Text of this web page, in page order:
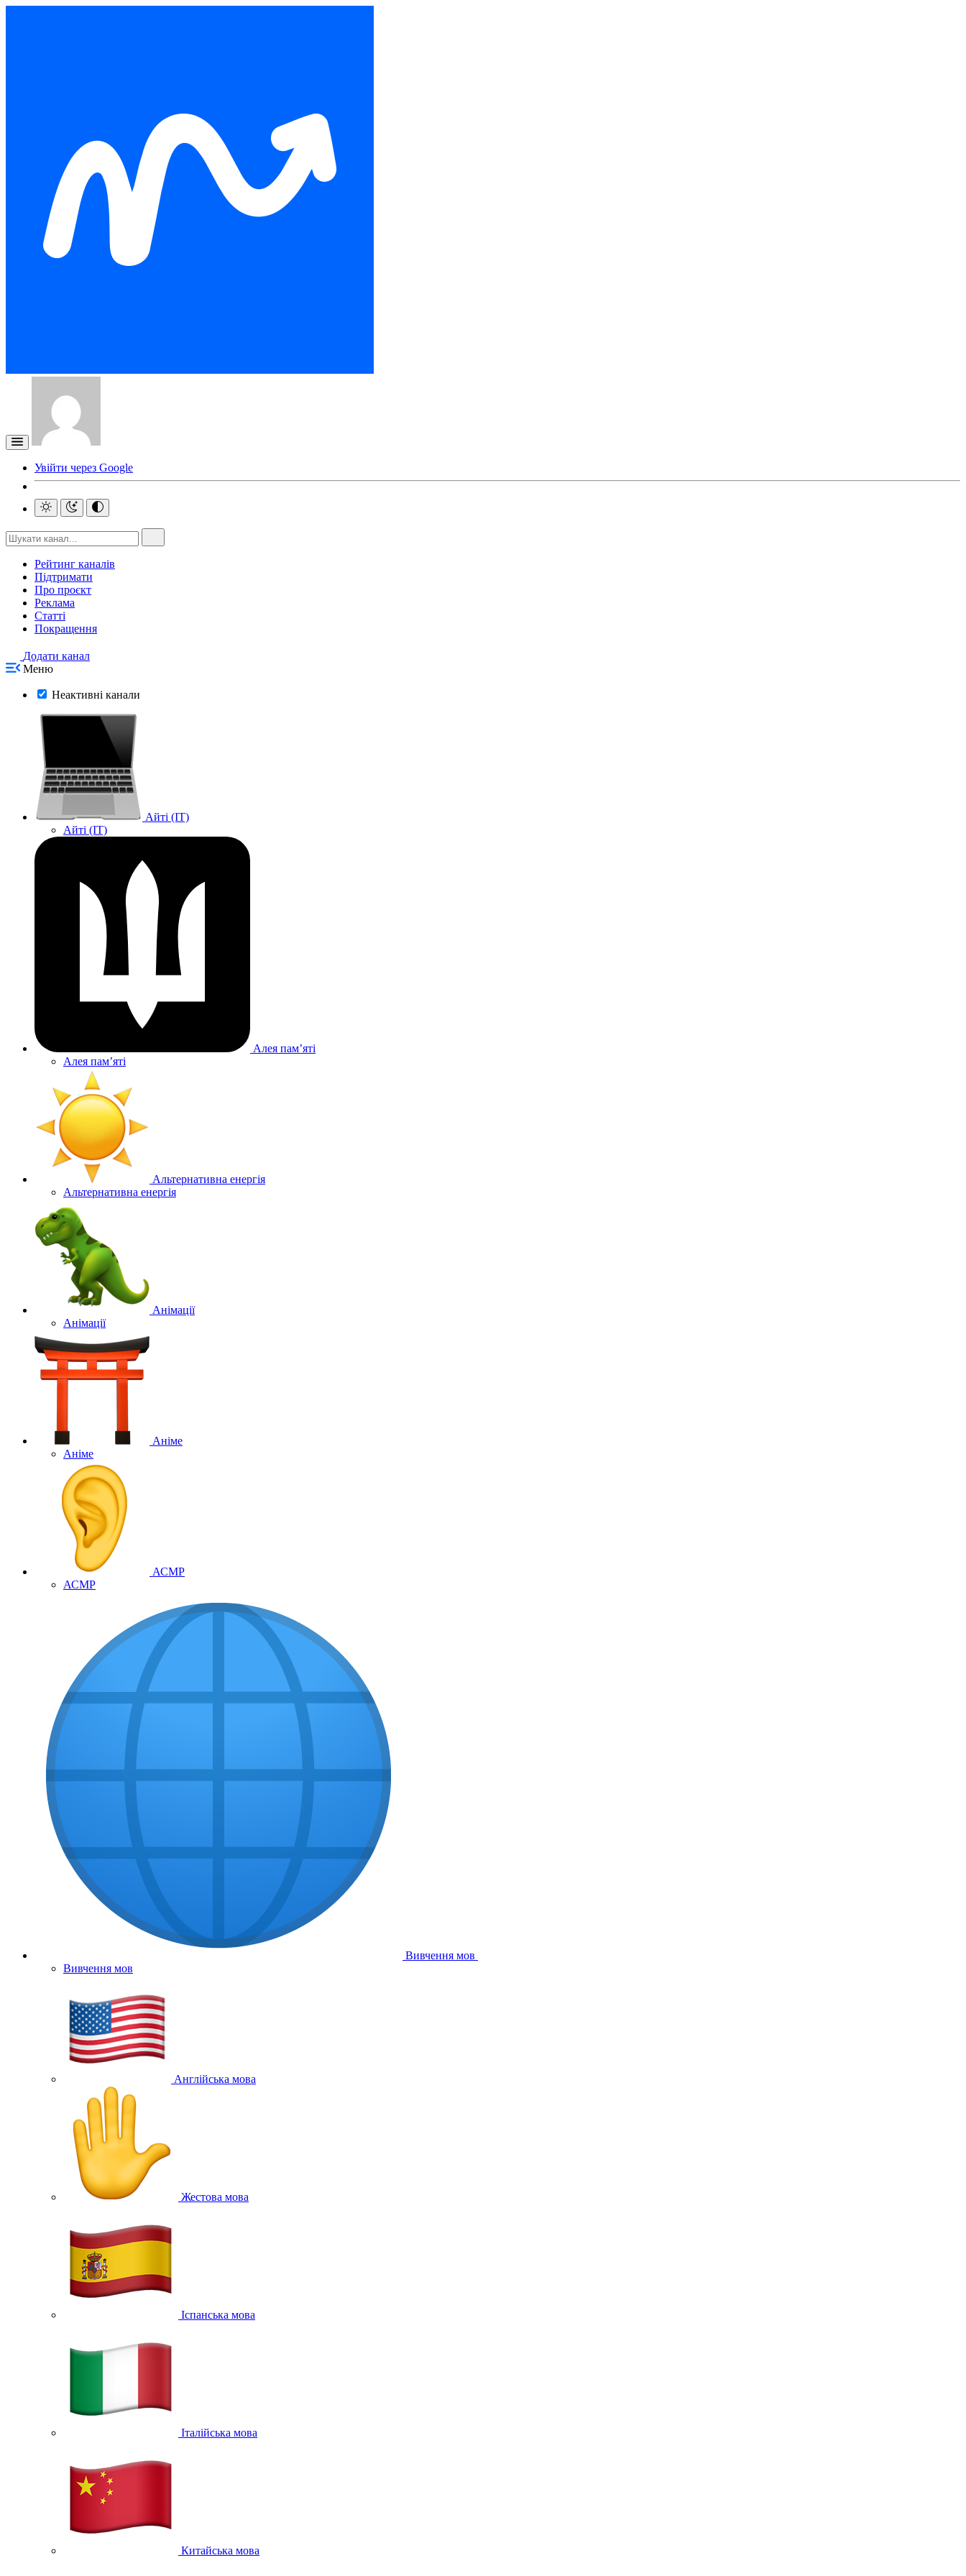
Увійти через Google
Рейтинг каналів
Підтримати
Про проєкт
Реклама
Статті
Покращення
Додати канал
Меню
Неактивні канали
Айті (IT)
Айті (IT)
Алея памʼяті
Алея памʼяті
Альтернативна енергія
Альтернативна енергія
Анімації
Анімації
Аніме
Аніме
АСМР
АСМР
Вивчення мов
Вивчення мов
Англійська мова
Жестова мова
Іспанська мова
Італійська мова
Китайська мова